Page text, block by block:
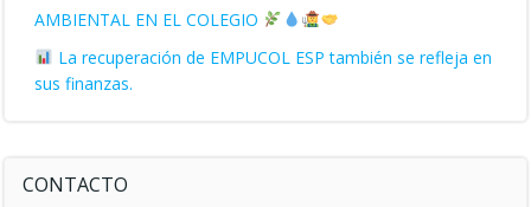
AMBIENTAL EN EL COLEGIO
La recuperación de EMPUCOL ESP también se refleja en
sus finanzas.
CONTACTO